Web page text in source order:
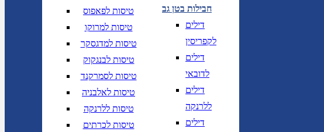
טיסות לפאפוס
טיסות למרוקו
טיסות למדגסקר
טיסות לבנגקוק
טיסות לסמרקנד
טיסות לאלבניה
טיסות ללרנקה
טיסות לכרתים
חבילות בטן גב
דילים
לקפריסין
דילים
לדובאי
דילים
ללרנקה
דילים